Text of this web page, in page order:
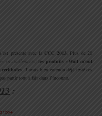
présenté avec la CCC 2013. Plus de 20
ravitaillements) les produits +Watt m’ont
certitudes . J’avais bien entendu déjà testé ces
partir tout à fait dans l’inconnu.
: